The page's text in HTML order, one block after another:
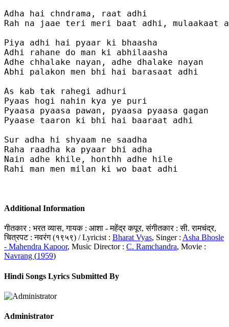
Adha hai chndrama, raat adhi
Rah na jaae teri meri baat adhi, mulaakaat
Piya adhi hai pyaar ki bhaasha
Adhi rahane do man ki abhilaasha
Adhe chhalake nayan, adhe dhalake nayan
Abhi palakon men bhi hai barasaat adhi
As kab tak rahegi adhuri
Pyaas hogi nahin kya ye puri
Pyaasa pyaasa pawan, pyaasa pyaasa gagan
Pyaase taaron ki bhi hai baaraat adhi
Sur adha hi shyaam ne saadha
Raha raadha ka pyaar bhi adha
Nain adhe khile, honthh adhe hile
Rahi man men milan ki wo baat adhi
Additional Information
गीतकार : भरत व्यास, गायक : आशा - महेंद्र कपूर, संगीतकार : सी. रामचंद्र,
चित्रपट : नवरंग (१९५९) / Lyricist : Bharat Vyas, Singer : Asha Bhosle
- Mahendra Kapoor, Music Director : C. Ramchandra, Movie :
Navrang (1959)
Hindi Songs Lyrics Submitted By
Administrator